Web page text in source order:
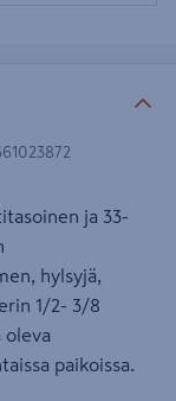
ja 33-
hylsyjä,
1/2- 3/8
oleva
paikoissa.